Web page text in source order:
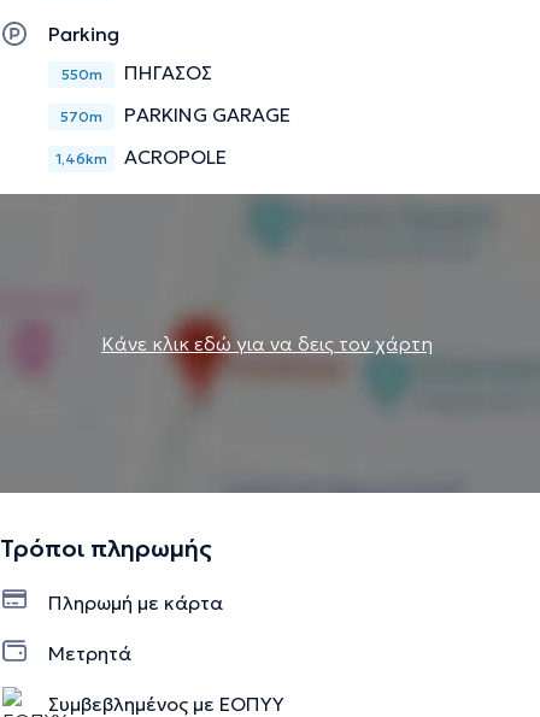
Parking
550m ΠΗΓΑΣΟΣ
570m PARKING GARAGE
1,46km ACROPOLE
Κάνε κλικ εδώ για να δεις τον χάρτη
Τρόποι πληρωμής
Πληρωμή με κάρτα
Μετρητά
Συμβεβλημένος με ΕΟΠΥΥ